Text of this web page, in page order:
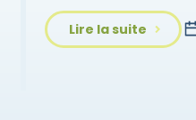
Lire la suite